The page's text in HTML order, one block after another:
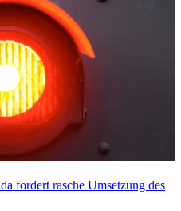
fordert rasche Umsetzung des